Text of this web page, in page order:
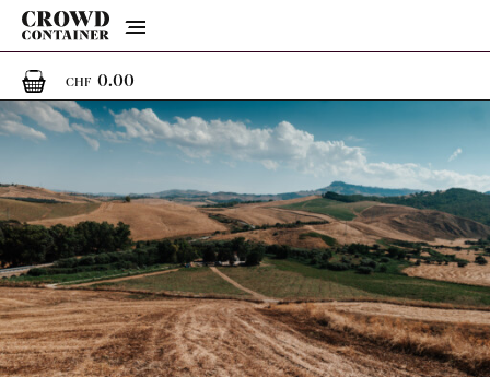
Menu
CHF 0.000 Artikel im Warenkorb